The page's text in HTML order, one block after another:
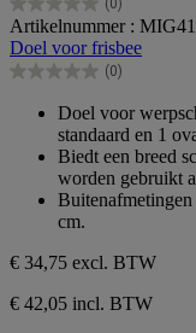
(0)
0.0
van
de
5
Artikelnummer :
Doel voor frisbee
(0)
0.0
sterren.
Doel voor
standaard en 1
Biedt een breed
worden gebruikt
cm.
€ 34,75 excl. BTW
€ 42,05 incl. BTW